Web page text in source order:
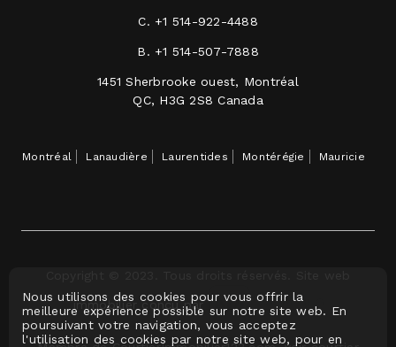
C. +1 514-922-4488
B. +1 514-507-7888
1451 Sherbrooke ouest, Montréal
QC, H3G 2S8 Canada
Montréal Lanaudière Laurentides Montérégie Mauricie
immobilier conçu par
Nous utilisons des cookies pour vous offrir la
meilleure expérience possible sur notre site web. En
poursuivant votre navigation, vous acceptez
l'utilisation des cookies par notre site web, pour en